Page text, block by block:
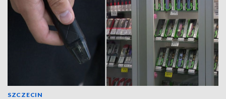
SZCZECIN